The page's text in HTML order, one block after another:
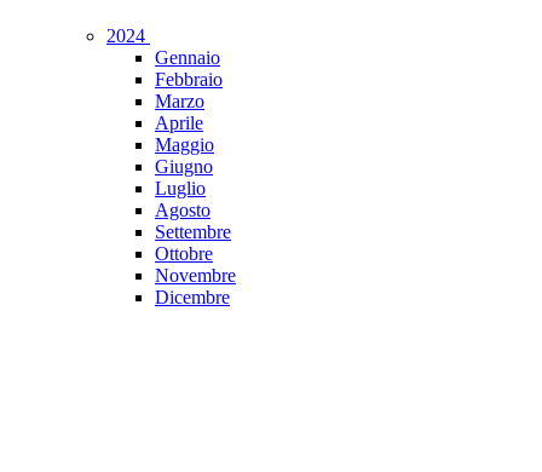
2024
Gennaio
Febbraio
Marzo
Aprile
Maggio
Giugno
Luglio
Agosto
Settembre
Ottobre
Novembre
Dicembre